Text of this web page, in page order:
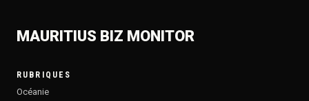
MAURITIUS BIZ MONITOR
RUBRIQUES
Océanie